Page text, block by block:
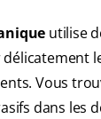
utilise
Vous
dans les